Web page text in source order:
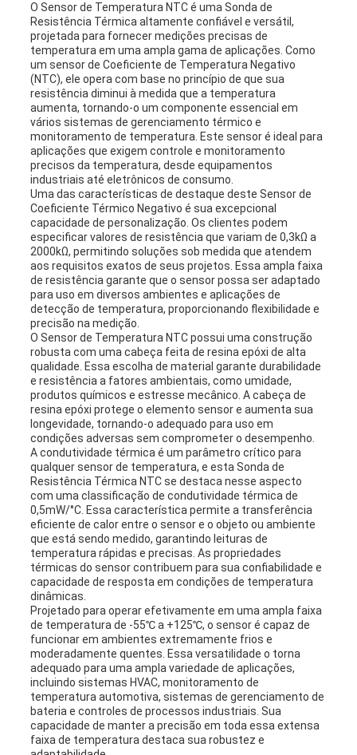
SITE
PRIVACY
POLICY
O Sensor de Temperatura NTC é uma Sonda de
Resistência Térmica altamente confiável e versátil,
projetada para fornecer medições precisas de
temperatura em uma ampla gama de aplicações. Como
um sensor de Coeficiente de Temperatura Negativo
(NTC), ele opera com base no princípio de que sua
resistência diminui à medida que a temperatura
aumenta, tornando-o um componente essencial em
vários sistemas de gerenciamento térmico e
monitoramento de temperatura. Este sensor é ideal para
aplicações que exigem controle e monitoramento
precisos da temperatura, desde equipamentos
industriais até eletrônicos de consumo.
Uma das características de destaque deste Sensor de
Coeficiente Térmico Negativo é sua excepcional
capacidade de personalização. Os clientes podem
especificar valores de resistência que variam de 0,3kΩ a
2000kΩ, permitindo soluções sob medida que atendem
aos requisitos exatos de seus projetos. Essa ampla faixa
de resistência garante que o sensor possa ser adaptado
para uso em diversos ambientes e aplicações de
detecção de temperatura, proporcionando flexibilidade e
precisão na medição.
O Sensor de Temperatura NTC possui uma construção
robusta com uma cabeça feita de resina epóxi de alta
qualidade. Essa escolha de material garante durabilidade
e resistência a fatores ambientais, como umidade,
produtos químicos e estresse mecânico. A cabeça de
resina epóxi protege o elemento sensor e aumenta sua
longevidade, tornando-o adequado para uso em
condições adversas sem comprometer o desempenho.
A condutividade térmica é um parâmetro crítico para
qualquer sensor de temperatura, e esta Sonda de
Resistência Térmica NTC se destaca nesse aspecto
com uma classificação de condutividade térmica de
0,5mW/°C. Essa característica permite a transferência
eficiente de calor entre o sensor e o objeto ou ambiente
que está sendo medido, garantindo leituras de
temperatura rápidas e precisas. As propriedades
térmicas do sensor contribuem para sua confiabilidade e
capacidade de resposta em condições de temperatura
dinâmicas.
Projetado para operar efetivamente em uma ampla faixa
de temperatura de -55℃ a +125℃, o sensor é capaz de
funcionar em ambientes extremamente frios e
moderadamente quentes. Essa versatilidade o torna
adequado para uma ampla variedade de aplicações,
incluindo sistemas HVAC, monitoramento de
temperatura automotiva, sistemas de gerenciamento de
bateria e controles de processos industriais. Sua
capacidade de manter a precisão em toda essa extensa
faixa de temperatura destaca sua robustez e